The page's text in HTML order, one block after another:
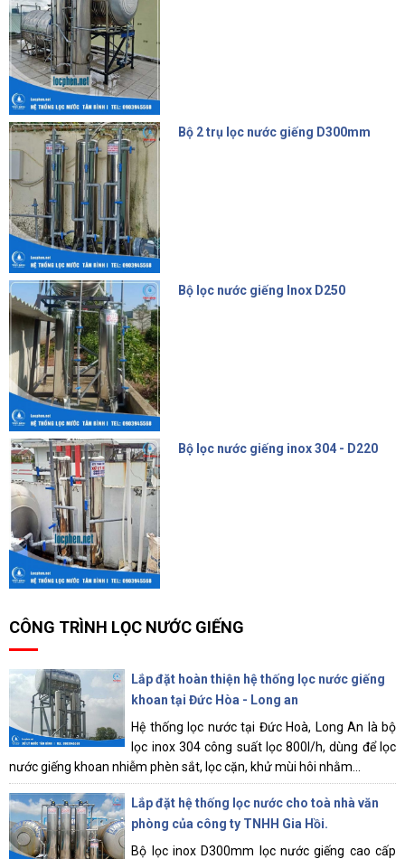
Bộ 2 trụ lọc nước giếng D300mm
Bộ lọc nước giếng Inox D250
Bộ lọc nước giếng inox 304 - D220
CÔNG TRÌNH LỌC NƯỚC GIẾNG
Lắp đặt hoàn thiện hệ thống lọc nước giếng
khoan tại Đức Hòa - Long an
Hệ thống lọc nước tại Đức Hoà, Long An là bộ
lọc inox 304 công suất lọc 800l/h, dùng để lọc
nước giếng khoan nhiễm phèn sắt, lọc cặn, khử mùi hôi nhằm...
Lắp đặt hệ thống lọc nước cho toà nhà văn
phòng của công ty TNHH Gia Hồi.
Bộ lọc inox D300mm lọc nước giếng cao cấp